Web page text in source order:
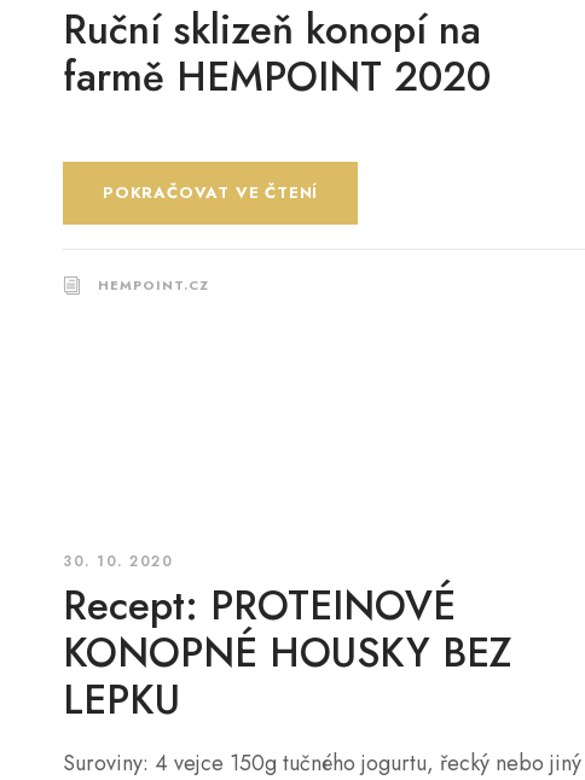
Ruční sklizeň konopí na
farmě HEMPOINT 2020
POKRAČOVAT VE ČTENÍ
HEMPOINT.CZ
30. 10. 2020
Recept: PROTEINOVÉ
KONOPNÉ HOUSKY BEZ
LEPKU
Suroviny: 4 vejce 150g tučného jogurtu, řecký nebo jiný